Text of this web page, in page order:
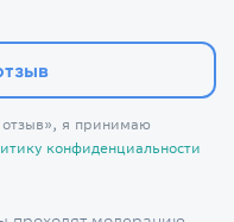
я принимаю
конфиденциальности